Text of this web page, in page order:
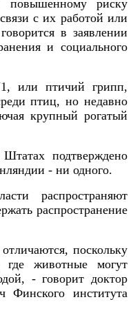
повышенному риску
с их работой или
в заявлении
и социального
или птичий грипп,
птиц, но недавно
крупный рогатый
подтверждено
- ни одного.
распространяют
распространение
поскольку
животные могут
- говорит доктор
Финского института